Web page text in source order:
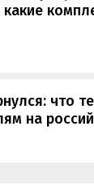
что
на